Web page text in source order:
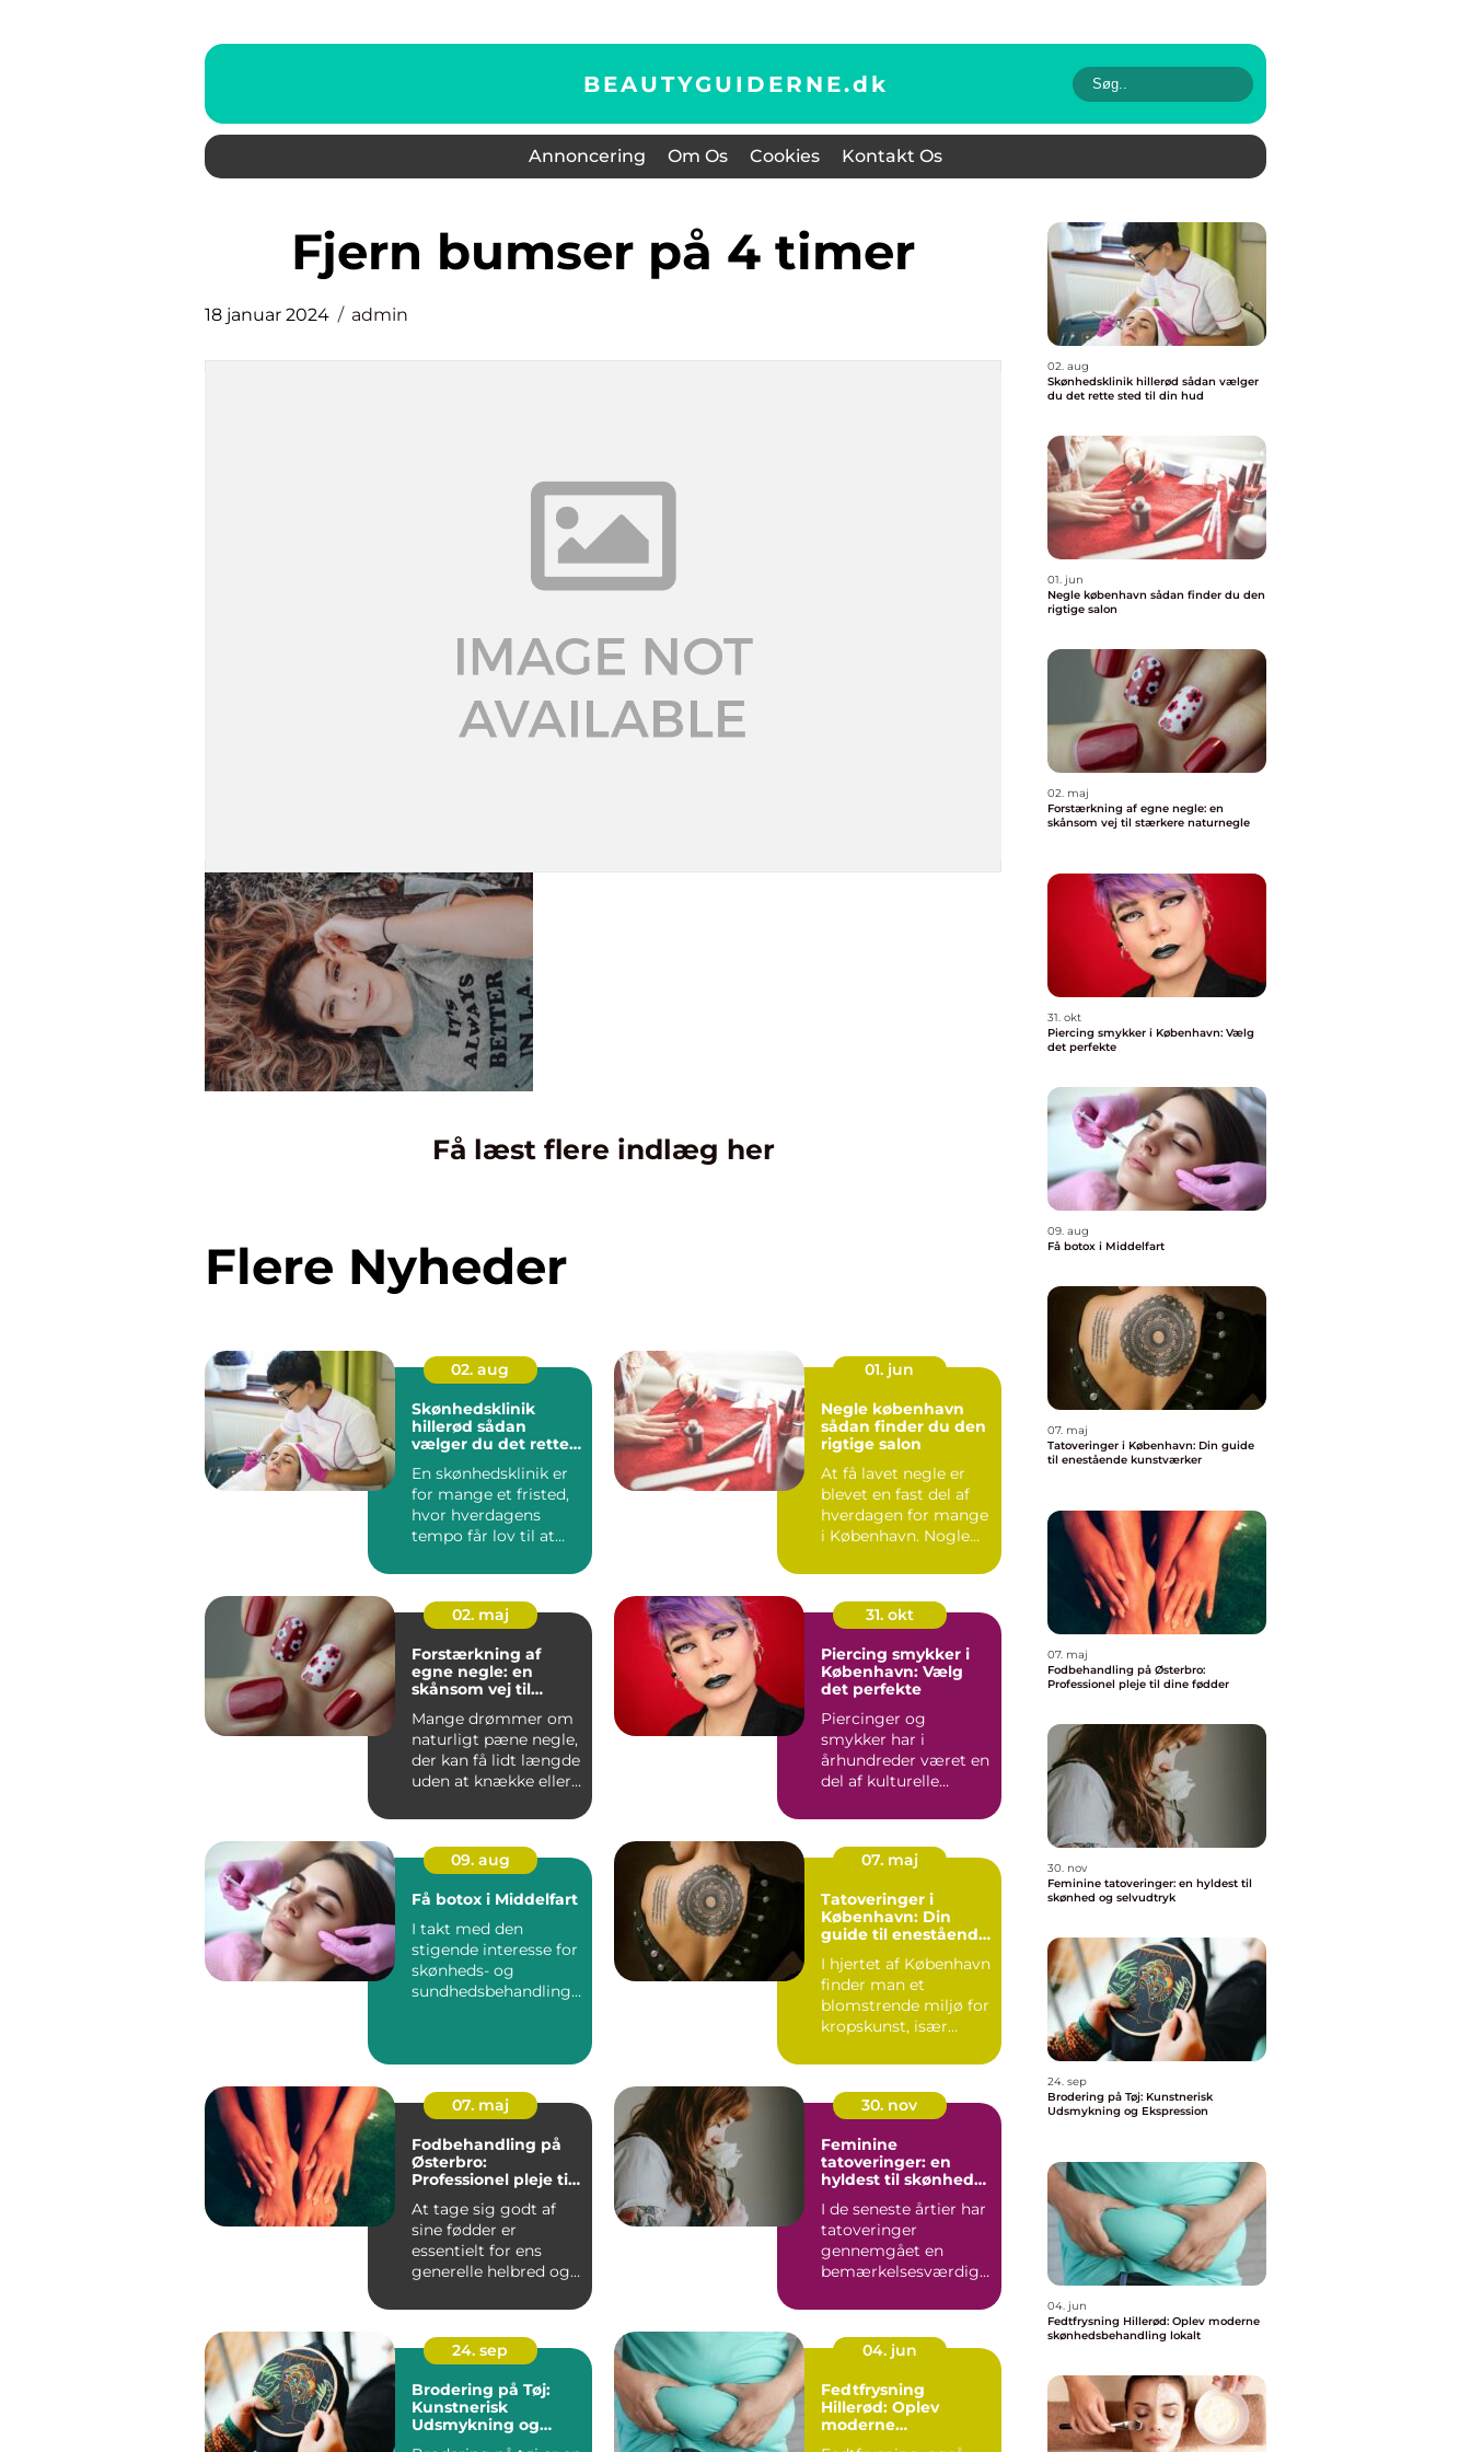
BEAUTYGUIDERNE.dk
Annoncering Om Os Cookies Kontakt Os
fjern bumser på 4 timer
18 januar 2024 admin
Få læst flere indlæg her
Flere Nyheder
02. aug
Skønhedsklinik
hillerød sådan
vælger du det rette
En skønhedsklinik er
for mange et fristed,
hvor hverdagens
tempo får lov til at
01. jun
Negle københavn
sådan finder du den
rigtige salon
At få lavet negle er
blevet en fast del af
hverdagen for mange
i København. Nogle
02. maj
Forstærkning af
egne negle: en
skånsom vej til
Mange drømmer om
naturligt pæne negle,
der kan få lidt længde
uden at knække eller
31. okt
Piercing smykker i
København: Vælg
det perfekte
Piercinger og
smykker har i
århundreder været en
del af kulturelle
09. aug
Få botox i Middelfart
I takt med den
stigende interesse for
skønheds- og
sundhedsbehandlinge
07. maj
Tatoveringer i
København: Din
guide til enestående
I hjertet af København
finder man et
blomstrende miljø for
kropskunst, især
07. maj
Fodbehandling på
Østerbro:
Professionel pleje til
At tage sig godt af
sine fødder er
essentielt for ens
generelle helbred og
30. nov
Feminine
tatoveringer: en
hyldest til skønhed
I de seneste årtier har
tatoveringer
gennemgået en
bemærkelsesværdig
24. sep
Brodering på Tøj:
Kunstnerisk
Udsmykning og
04. jun
Fedtfrysning
Hillerød: Oplev
moderne
02. aug
Skønhedsklinik hillerød sådan vælger
du det rette sted til din hud
01. jun
Negle københavn sådan finder du den
rigtige salon
02. maj
Forstærkning af egne negle: en
skånsom vej til stærkere naturnegle
31. okt
Piercing smykker i København: Vælg
det perfekte
09. aug
Få botox i Middelfart
07. maj
Tatoveringer i København: Din guide
til enestående kunstværker
07. maj
Fodbehandling på Østerbro:
Professionel pleje til dine fødder
30. nov
Feminine tatoveringer: en hyldest til
skønhed og selvudtryk
24. sep
Brodering på Tøj: Kunstnerisk
Udsmykning og Ekspression
04. jun
Fedtfrysning Hillerød: Oplev moderne
skønhedsbehandling lokalt